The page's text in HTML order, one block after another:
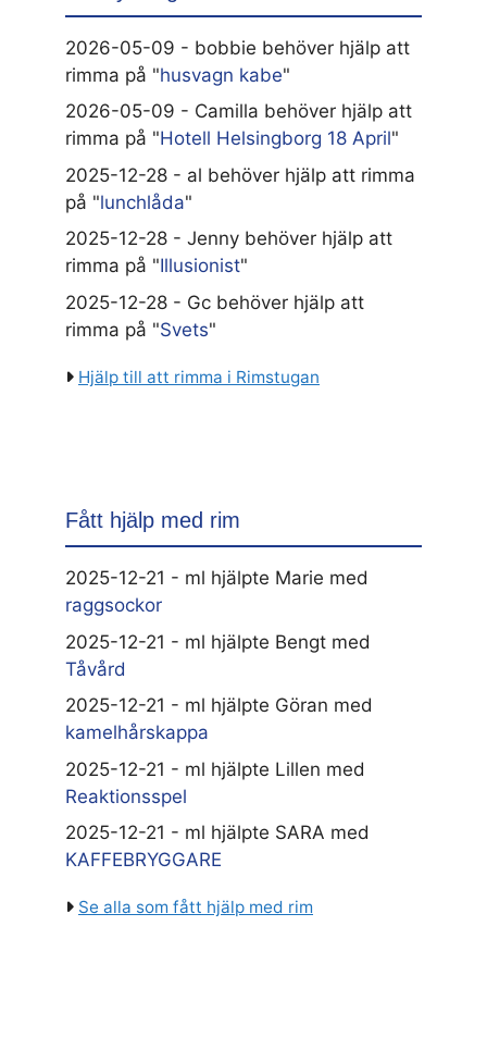
2026-05-09 - bobbie behöver hjälp att
rimma på "husvagn kabe"
2026-05-09 - Camilla behöver hjälp att
rimma på "Hotell Helsingborg 18 April"
2025-12-28 - al behöver hjälp att rimma
på "lunchlåda"
2025-12-28 - Jenny behöver hjälp att
rimma på "Illusionist"
2025-12-28 - Gc behöver hjälp att
rimma på "Svets"
Hjälp till att rimma i Rimstugan
Fått hjälp med rim
2025-12-21 - ml hjälpte Marie med
raggsockor
2025-12-21 - ml hjälpte Bengt med
Tåvård
2025-12-21 - ml hjälpte Göran med
kamelhårskappa
2025-12-21 - ml hjälpte Lillen med
Reaktionsspel
2025-12-21 - ml hjälpte SARA med
KAFFEBRYGGARE
Se alla som fått hjälp med rim